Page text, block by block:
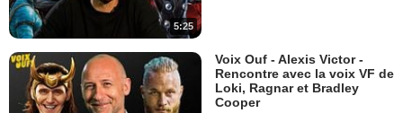
5:25
Voix Ouf - Alexis Victor -
Rencontre avec la voix VF de
Loki, Ragnar et Bradley
Cooper